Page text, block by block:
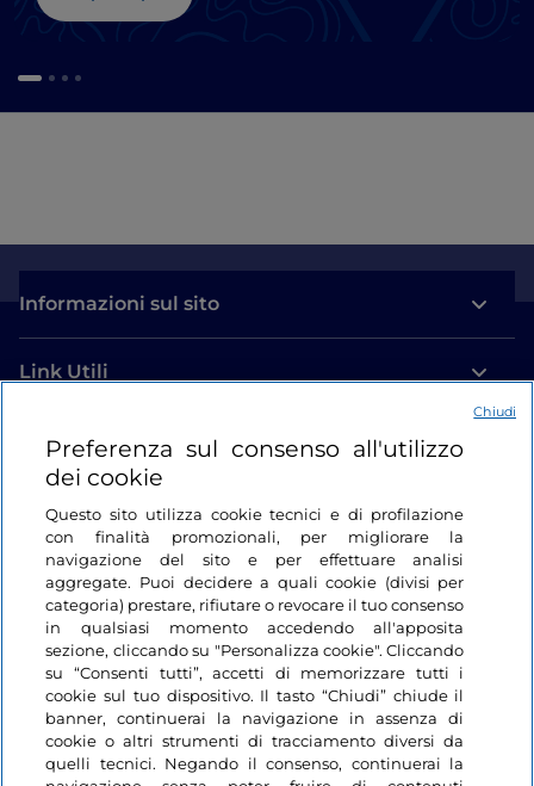
Informazioni sul sito
Link Utili
Login
Restiamo in contatto
Preferenza sul consenso all'utilizzo
dei cookie
Questo sito utilizza cookie tecnici e di profilazione
con finalità promozionali, per migliorare la
navigazione del sito e per effettuare analisi
aggregate. Puoi decidere a quali cookie (divisi per
categoria) prestare, rifiutare o revocare il tuo consenso
in qualsiasi momento accedendo all'apposita
sezione, cliccando su "Personalizza cookie". Cliccando
su “Consenti tutti”, accetti di memorizzare tutti i
cookie sul tuo dispositivo. Il tasto “Chiudi” chiude il
banner, continuerai la navigazione in assenza di
cookie o altri strumenti di tracciamento diversi da
quelli tecnici. Negando il consenso, continuerai la
Chiudi